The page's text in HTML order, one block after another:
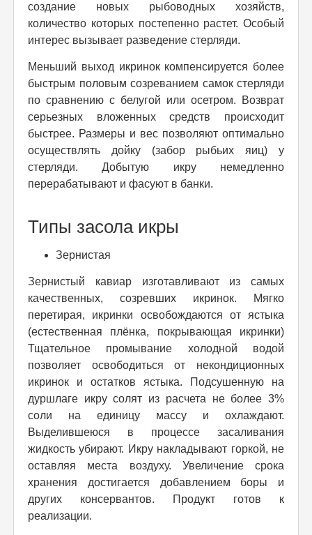
создание новых рыбоводных хозяйств,
количество которых постепенно растет. Особый
интерес вызывает разведение стерляди.
Меньший выход икринок компенсируется более
быстрым половым созреванием самок стерляди
по сравнению с белугой или осетром. Возврат
серьезных вложенных средств происходит
быстрее. Размеры и вес позволяют оптимально
осуществлять дойку (забор рыбьих яиц) у
стерляди. Добытую икру немедленно
перерабатывают и фасуют в банки.
Типы засола икры
Зернистая
Зернистый кавиар изготавливают из самых
качественных, созревших икринок. Мягко
перетирая, икринки освобождаются от ястыка
(естественная плёнка, покрывающая икринки)
Тщательное промывание холодной водой
позволяет освободиться от некондиционных
икринок и остатков ястыка. Подсушенную на
дуршлаге икру солят из расчета не более 3%
соли на единицу массу и охлаждают.
Выделившеюся в процессе засаливания
жидкость убирают. Икру накладывают горкой, не
оставляя места воздуху. Увеличение срока
хранения достигается добавлением боры и
других консервантов. Продукт готов к
реализации.